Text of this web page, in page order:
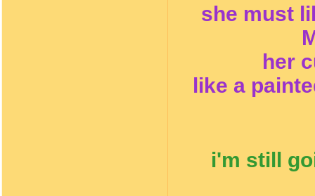
she must
her
like a
i'm still